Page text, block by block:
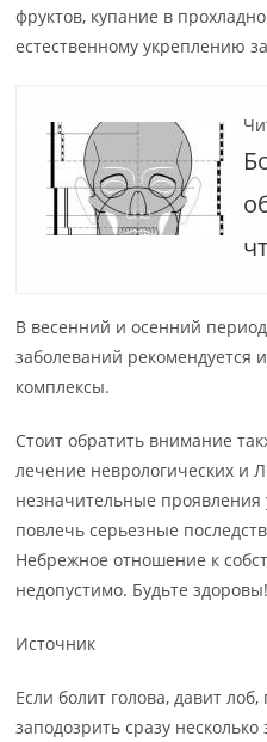
фруктов, купание в
естественному укреплению
В весенний и осенний
заболеваний рекомендуется
комплексы.
Стоит обратить внимание
лечение неврологических и
незначительные проявления
повлечь серьезные
Небрежное отношение к
недопустимо. Будьте здоровы!
Источник
Если болит голова, давит
заподозрить сразу